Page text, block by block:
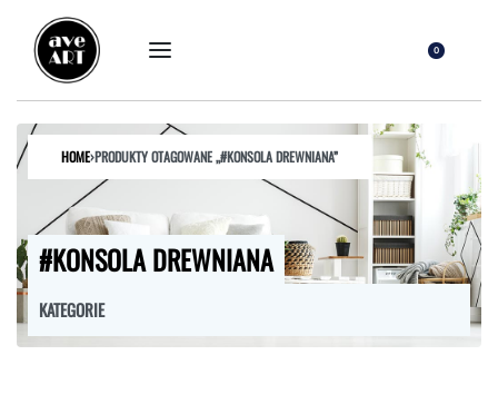
0
HOME›PRODUKTY OTAGOWANE „#KONSOLA DREWNIANA”
#KONSOLA DREWNIANA
KATEGORIE